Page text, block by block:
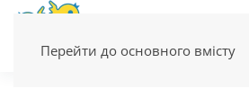
Перейти до основного вмісту